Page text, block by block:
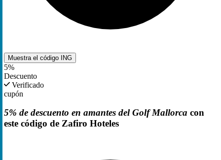
Muestra el código ING
5%
Descuento
Verificado
cupón
5% de descuento en amantes del Golf Mallorca con
este código de Zafiro Hoteles